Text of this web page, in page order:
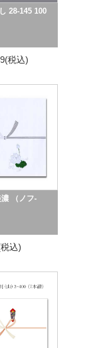
28-145 100
税込)
（ノフ-
込)